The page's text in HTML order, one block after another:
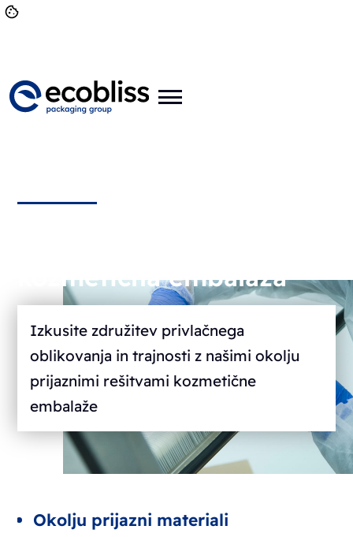
kozmetična embalaža
Izkusite združitev privlačnega
oblikovanja in trajnosti z našimi okolju
prijaznimi rešitvami kozmetične
embalaže
Okolju prijazni materiali